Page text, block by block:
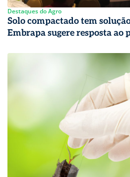
Destaques do Agro
Solo compactado tem
Embrapa sugere resposta ao